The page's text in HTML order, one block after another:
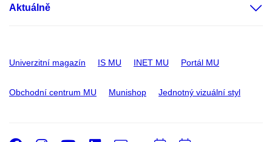
Aktuálně
Univerzitní magazín IS MU INET MU Portál MU
Obchodní centrum MU Munishop Jednotný vizuální styl